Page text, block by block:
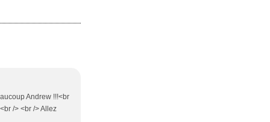
Andrew !!!<br
/> <br /> Allez